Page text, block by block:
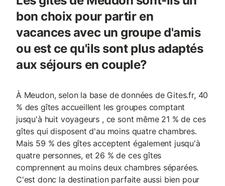
bon choix pour partir en
vacances avec un groupe d'amis
ou est ce qu'ils sont plus adaptés
aux séjours en couple?
À Meudon, selon la base de données de Gites.fr, 40
% des gîtes accueillent les groupes comptant
jusqu'à huit voyageurs , ce sont même 21 % de ces
gîtes qui disposent d'au moins quatre chambres.
Mais 59 % des gîtes acceptent également jusqu'à
quatre personnes, et 26 % de ces gîtes
comprennent au moins deux chambres séparées.
C'est donc la destination parfaite aussi bien pour